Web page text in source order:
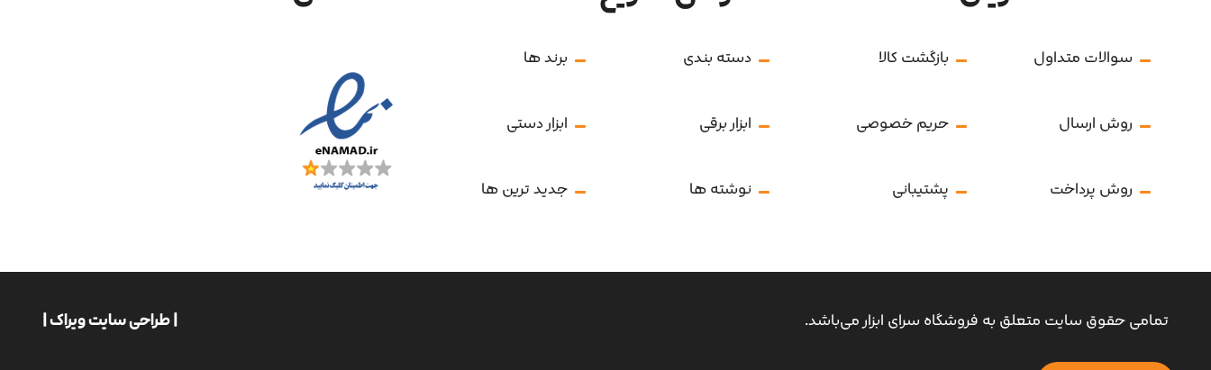
سوالات متداول بازگشت کالا
روش ارسال حریم خصوصی
روش پرداخت پشتیبانی
دسته بندی برند ها
ابزار برقی ابزار دستی
نوشته ها جدید ترین ها
تمامی حقوق سایت متعلق به فروشگاه سرای ابزار می‌باشد. | طراحی سایت ویراک |